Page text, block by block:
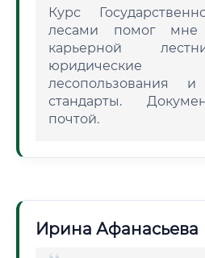
Курс
лесами помог мне
карьерной
лесопользования и
стандарты.
почтой.
Ирина Афанасьева